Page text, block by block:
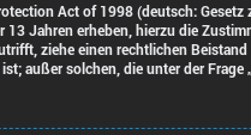
Act of 1998 (deutsch:
Jahren erheben, hierzu die
ziehe einen rechtlichen
außer solchen, die unter der